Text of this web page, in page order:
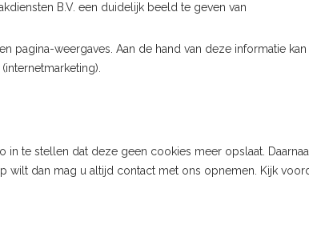
B.V. een duidelijk beeld te geven van
pagina-weergaves. Aan de hand van deze informatie
te stellen dat deze geen cookies meer opslaat.
wilt dan mag u altijd contact met ons opnemen. Kijk